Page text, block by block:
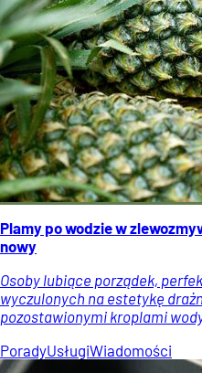
Plamy po wodzie w
nowy
Osoby lubiące porządek,
wyczulonych na estetykę
pozostawionymi kroplami
PoradyUsługiWiadomości